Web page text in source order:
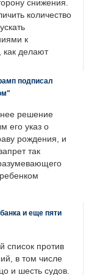
снижения.
количество
к
как делают
подписал
решение
его указ о
рождения, и
так
и еще пяти
список против
в том числе
и шесть судов.